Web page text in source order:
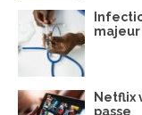
Netflix
passe